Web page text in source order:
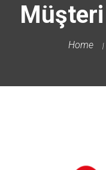
Home |